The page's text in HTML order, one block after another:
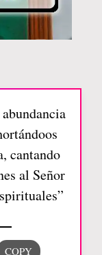
cantando
al Señor